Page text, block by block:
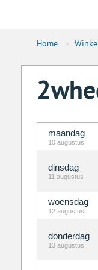
Home ›
maandag
10 augustus
dinsdag
11 augustus
woensdag
12 augustus
donderdag
13 augustus